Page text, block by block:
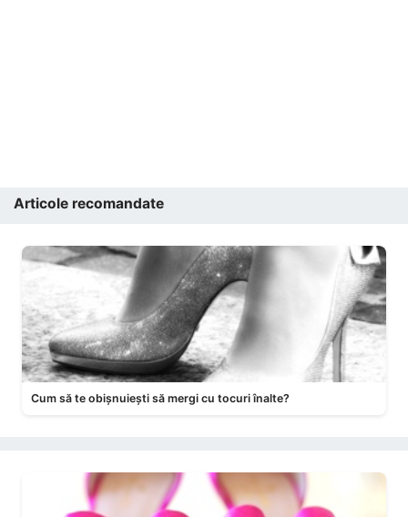
Articole recomandate
Cum să te obișnuiești să mergi cu tocuri înalte?